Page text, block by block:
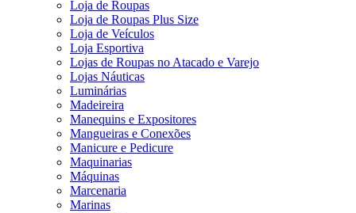
Loja de Roupas
Loja de Roupas Plus Size
Loja de Veículos
Loja Esportiva
Lojas de Roupas no Atacado e Varejo
Lojas Náuticas
Luminárias
Madeireira
Manequins e Expositores
Mangueiras e Conexões
Manicure e Pedicure
Maquinarias
Máquinas
Marcenaria
Marinas